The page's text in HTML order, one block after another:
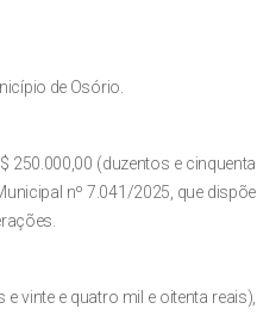
de Osório.
250.000,00 (duzentos e cinquenta
nº 7.041/2025, que dispõe
vinte e quatro mil e oitenta reais),